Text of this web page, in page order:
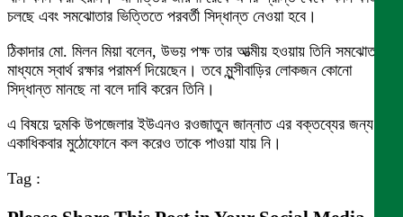
চলছে এবং সমঝোতার ভিত্তিতে পরবর্তী সিদ্ধান্ত নেওয়া হবে।
ঠিকাদার মো. মিলন মিয়া বলেন, উভয় পক্ষ তার আত্মীয় হওয়ায় তিনি সমঝোতার
মাধ্যমে স্বার্থ রক্ষার পরামর্শ দিয়েছেন। তবে মুন্সীবাড়ির লোকজন কোনো
সিদ্ধান্ত মানছে না বলে দাবি করেন তিনি।
এ বিষয়ে দুমকি উপজেলার ইউএনও রওজাতুন জান্নাত এর বক্তব্যের জন্য
একাধিকবার মুঠোফোনে কল করেও তাকে পাওয়া যায় নি।
Tag :